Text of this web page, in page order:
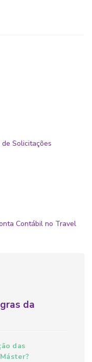
Solicitações
Contábil no Travel
da
das